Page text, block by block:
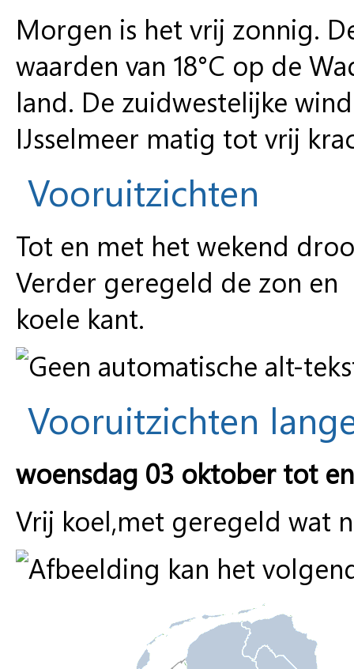
Morgen is het vrij zonnig.
waarden van 18°C op de
land. De zuidwestelijke
IJsselmeer matig tot vrij
Vooruitzichten
Tot en met het wekend
Verder geregeld de zon en
koele kant.
Vooruitzichten
woensdag 03 oktober tot
Vrij koel,met geregeld wat